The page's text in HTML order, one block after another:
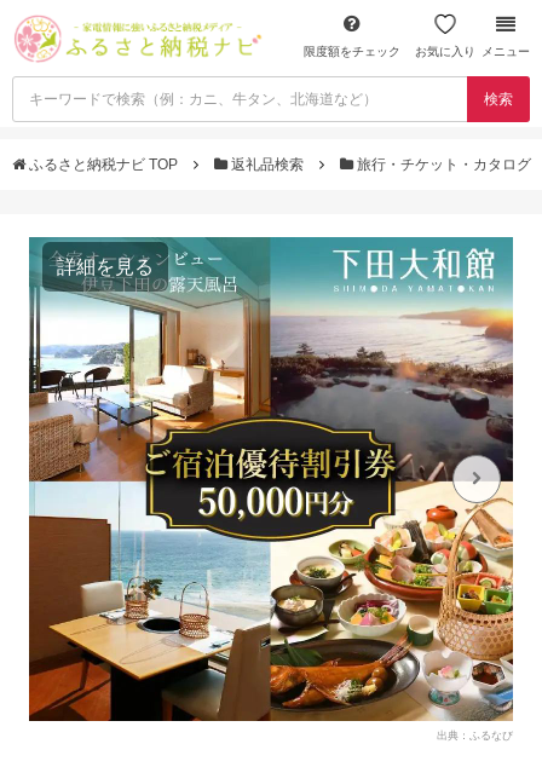
限度額をチェック お気に入り メニュー
検索
ふるさと納税ナビ TOP 返礼品検索 旅行・チケット・カタログ
詳細を見る
出典：ふるなび